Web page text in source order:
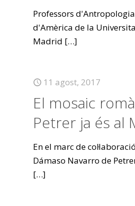
Professors
d'Amèrica de la
Madrid […]
11 agost, 2017
El mosaic
Petrer ja és al
En el marc de
Dámaso Navarro de
[…]